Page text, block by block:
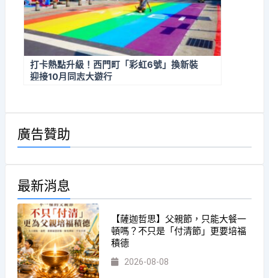
打卡熱點升級！西門町「彩虹6號」換新裝
迎接10月同志大遊行
廣告贊助
最新消息
【薩迦哲思】父親節，只能大餐一
頓嗎？不只是「付清節」更要培福
積德
2026-08-08